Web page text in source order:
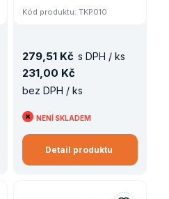
Kód produktu: TKP010
279 51 Kč s DPH / ks
231,00 Kč
bez DPH / ks
NENÍ SKLADEM
Detail produktu